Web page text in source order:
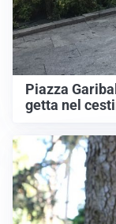
Piazza
getta nel